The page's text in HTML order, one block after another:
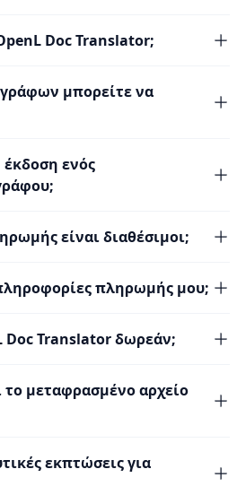
Doc Translator;
μπορείτε να
έκδοση ενός
είναι διαθέσιμοι;
πληρωμής μου;
Doc Translator δωρεάν;
το μεταφρασμένο αρχείο
εκπτώσεις για